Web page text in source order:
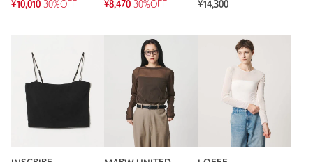
¥10,010 30%OFF
¥8,470 30%OFF
¥14,300